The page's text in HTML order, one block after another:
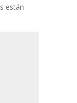
están